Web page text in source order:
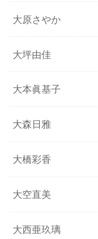
大原さやか
大坪由佳
大本眞基子
大森日雅
大橋彩香
大空直美
大西亜玖璃